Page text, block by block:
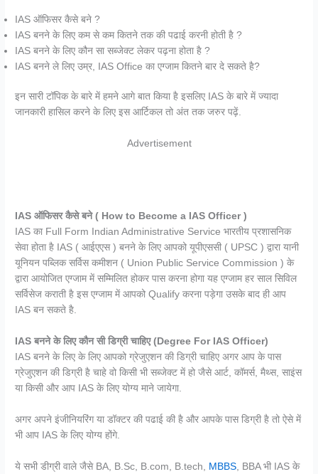
IAS ऑफिसर कैसे बने ?
IAS बनने के लिए कम से कम कितने तक की पढाई करनी होती है ?
IAS बनने के लिए कौन सा सब्जेक्ट लेकर पढ़ना होता है ?
IAS बनने ले लिए उम्र, IAS Office का एग्जाम कितने बार दे सकते है?
इन सारी टॉपिक के बारे में हमने आगे बात किया है इसलिए IAS के बारे में ज्यादा
जानकारी हासिल करने के लिए इस आर्टिकल तो अंत तक जरुर पढ़ें.
Advertisement
IAS ऑफिसर कैसे बने ( How to Become a IAS Officer )
IAS का Full Form Indian Administrative Service भारतीय प्रशासनिक
सेवा होता है IAS ( आईएएस ) बनने के लिए आपको यूपीएससी ( UPSC ) द्वारा यानी
यूनियन पब्लिक सर्विस कमीशन ( Union Public Service Commission ) के
द्वारा आयोजित एग्जाम में सम्मिलित होकर पास करना होगा यह एग्जाम हर साल सिविल
सर्विसेज कराती है इस एग्जाम में आपको Qualify करना पड़ेगा उसके बाद ही आप
IAS बन सकते है.
IAS बनने के लिए कौन सी डिग्री चाहिए (Degree For IAS Officer)
IAS बनने के लिए के लिए आपको ग्रेजुएशन की डिग्री चाहिए अगर आप के पास
ग्रेजुएशन की डिग्री है चाहे वो किसी भी सब्जेक्ट में हो जैसे आर्ट, कॉमर्स, मैथ्स, साइंस
या किसी और आप IAS के लिए योग्य माने जायेगा.
अगर अपने इंजीनियरिंग या डॉक्टर की पढाई की है और आपके पास डिग्री है तो ऐसे में
भी आप IAS के लिए योग्य होंगे.
ये सभी डीग्री वाले जैसे BA, B.Sc, B.com, B.tech, MBBS , BBA भी IAS के